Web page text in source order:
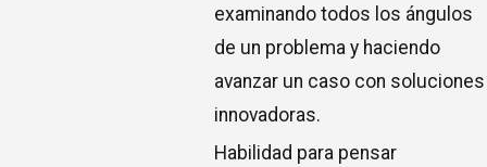
examinando todos los ángulos
de un problema y haciendo
avanzar un caso con soluciones
innovadoras.
Habilidad para pensar